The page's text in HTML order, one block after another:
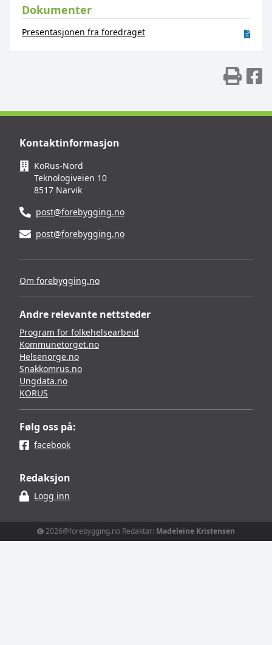
Dokumenter
Presentasjonen fra foredraget
Kontaktinformasjon
KoRus-Nord
Teknologiveien 10
8517 Narvik
post@forebygging.no
post@forebygging.no
Om forebygging.no
Andre relevante nettsteder
Program for folkehelsearbeid
Kommunetorget.no
Helsenorge.no
Snakkomrus.no
Ungdata.no
KORUS
Følg oss på:
facebook
Redaksjon
Logg inn
2026@forebygging.no Redaktør: Madeleine Kristensen